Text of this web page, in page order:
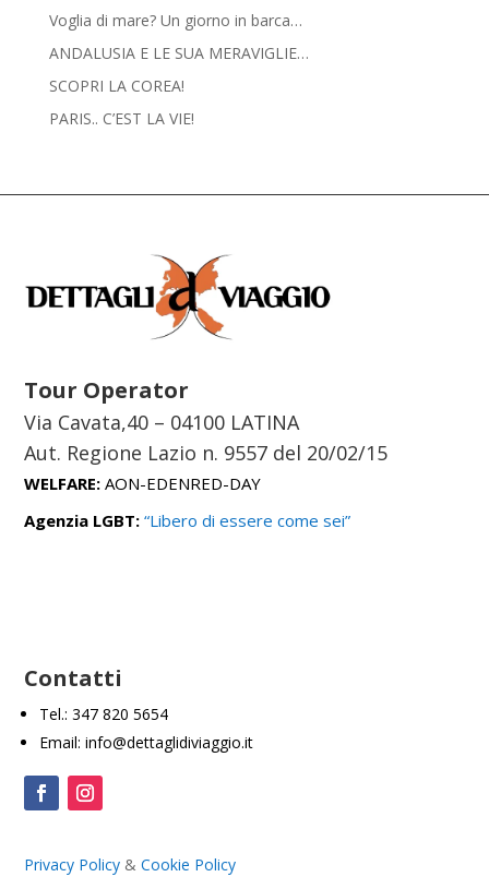
Voglia di mare? Un giorno in barca…
ANDALUSIA E LE SUA MERAVIGLIE…
SCOPRI LA COREA!
PARIS.. C’EST LA VIE!
Tour Operator
Via Cavata,40 – 04100 LATINA
Aut. Regione Lazio n. 9557 del 20/02/15
WELFARE: AON-EDENRED-DAY
Agenzia LGBT: “Libero di essere come sei”
Contatti
Tel.: 347 820 5654
Email: info@dettaglidiviaggio.it
Privacy Policy &Cookie Policy